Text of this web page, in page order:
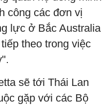
công các đơn vị
lực ở Bắc Australia
theo trong việc
sẽ tới Thái Lan
gặp với các Bộ